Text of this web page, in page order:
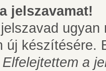
jelszavamat!
új készítésére.
Elfelejtettem a